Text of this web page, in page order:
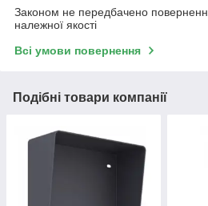
Законом не передбачено
належної якості
Всі умови повернення
Подібні товари компанії